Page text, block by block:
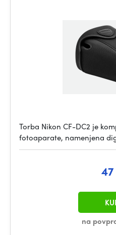
Torba Nikon CF-DC2 je
fotoaparate, namenjena
na